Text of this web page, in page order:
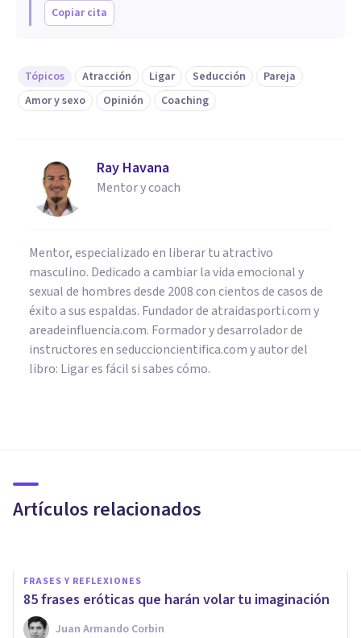
Copiar cita
Tópicos Atracción Ligar Seducción
Pareja
Amor y sexo
Opinión Coaching
Ray Havana
Mentor y coach
Mentor, especializado en liberar tu atractivo
masculino. Dedicado a cambiar la vida emocional y
sexual de hombres desde 2008 con cientos de casos de
éxito a sus espaldas. Fundador de atraidasporti.com y
areadeinfluencia.com. Formador y desarrolador de
instructores en seduccioncientifica.com y autor del
libro: Ligar es fácil si sabes cómo.
Artículos relacionados
seducen
FRASES Y REFLEXIONES
85 frases eróticas que harán volar tu imaginación
Juan Armando Corbin